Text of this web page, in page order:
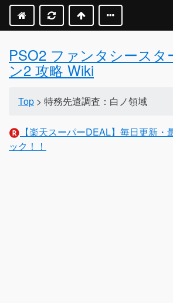
PSO2 ファンタシースタ
ン2 攻略 Wiki
Top > 特務先遣調査：白ノ領域
【楽天スーパーDEAL】毎日更新
ック！！